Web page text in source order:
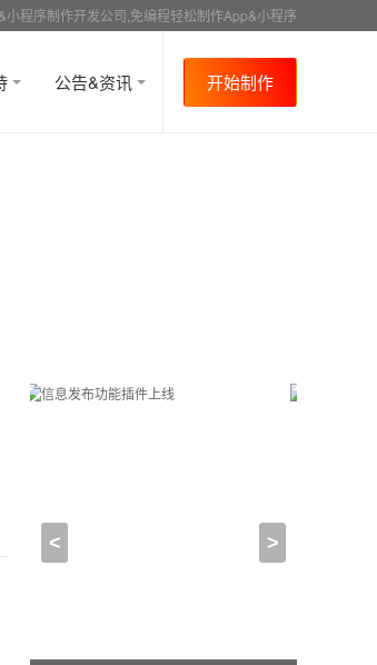
小程序制作开发公司,免编程轻松制作App&小程序
公告&资讯 开始制作
< >